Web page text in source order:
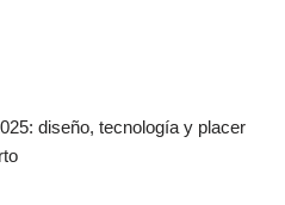
diseño, tecnología y placer